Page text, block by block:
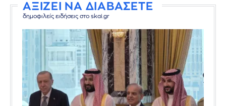
ΑΞΙΖΕΙ ΝΑ ΔΙΑΒΑΣΕΤΕ
δημοφιλείς ειδήσεις στο skai.gr